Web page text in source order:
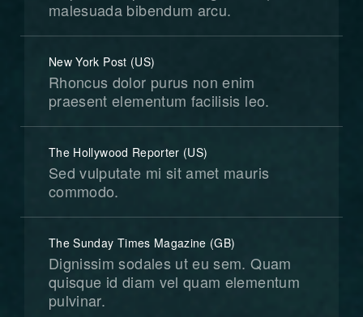
malesuada bibendum arcu.
New York Post (US)
Rhoncus dolor purus non enim
praesent elementum facilisis leo.
The Hollywood Reporter (US)
Sed vulputate mi sit amet mauris
commodo.
The Sunday Times Magazine (GB)
Dignissim sodales ut eu sem. Quam
quisque id diam vel quam elementum
pulvinar.